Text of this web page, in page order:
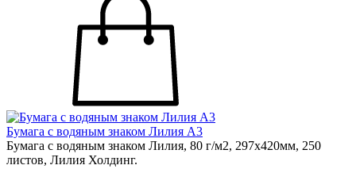
Бумага с водяным знаком Лилия А3
Бумага с водяным знаком Лилия, 80 г/м2, 297х420мм, 250
листов, Лилия Холдинг.